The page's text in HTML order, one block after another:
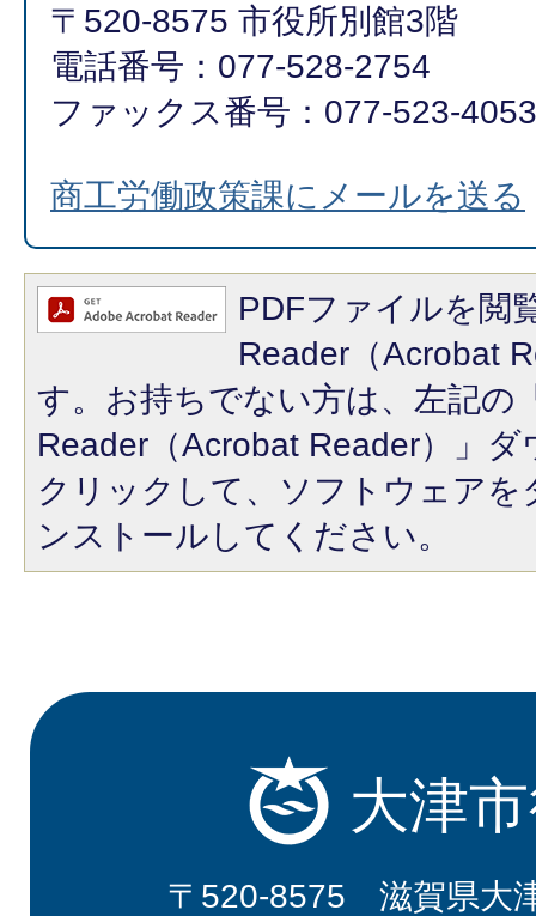
〒520-8575 市役所別館3階
電話番号：077-528-2754
ファックス番号：077-523-4053
商工労働政策課にメールを送る
PDFファイルを閲
Reader（Acrobat
す。お持ちでない方は、左記の
Reader（Acrobat Reader）」
クリックして、ソフトウェア
ンストールしてください。
大津
〒520-8575 滋賀県大